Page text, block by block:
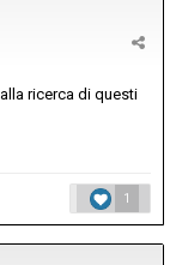
ricerca di questi
1